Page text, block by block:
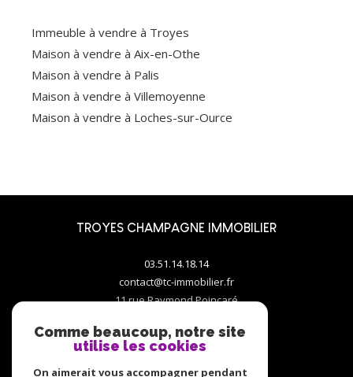
Immeuble à vendre à Troyes
Maison à vendre à Aix-en-Othe
Maison à vendre à Palis
Maison à vendre à Villemoyenne
Maison à vendre à Loches-sur-Ource
TROYES CHAMPAGNE IMMOBILIER
03.51.14.18.14
contact@tc-immobilier.fr
11 rue Raymond Poincaré
Comme beaucoup, notre site
utilise les cookies
On aimerait vous accompagner pendant